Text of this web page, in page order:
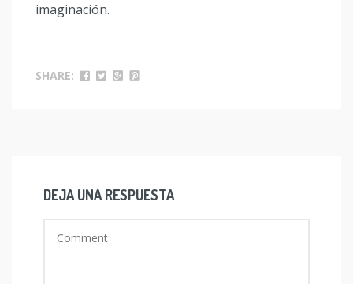
imaginación.
SHARE:
DEJA UNA RESPUESTA